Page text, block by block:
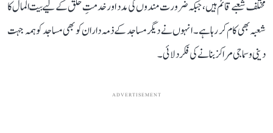
مختلف شعبے قائم ہیں، جبکہ ضرورت مندوں کی مدد اور خدمتِ خلق کے لیے بیت المال کا
شعبہ بھی کام کر رہا ہے۔ انہوں نے دیگر مساجد کے ذمہ داران کو بھی مساجد کو ہمہ جہت
دینی و سماجی مراکز بنانے کی فکر دلائی۔
ADVERTISEMENT